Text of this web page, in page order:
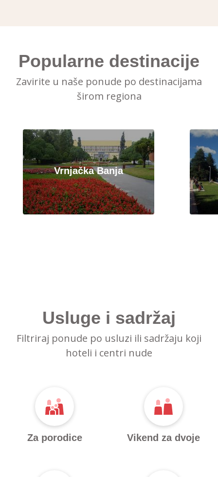
Popularne destinacije
Zavirite u naše ponude po destinacijama
širom regiona
Vrnjačka Banja
Usluge i sadržaj
Filtriraj ponude po usluzi ili sadržaju koji
hoteli i centri nude
Za porodice Vikend za dvoje